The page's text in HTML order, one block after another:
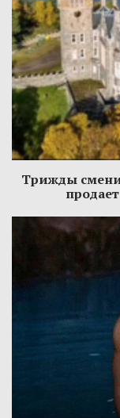
Трижды